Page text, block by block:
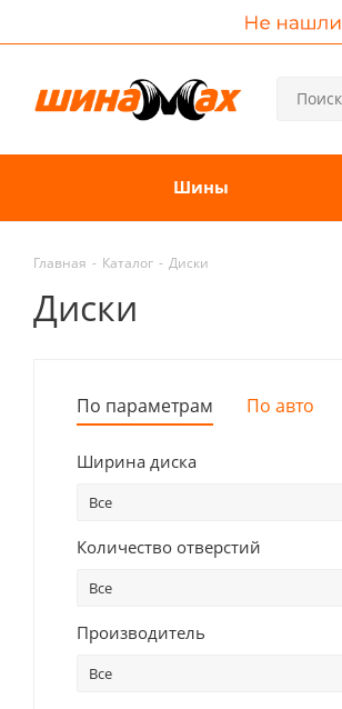
Шины
Главная - Каталог - Диски
Диски
По параметрам По авто
Ширина диска
Все
Количество отверстий
Все
Производитель
Все